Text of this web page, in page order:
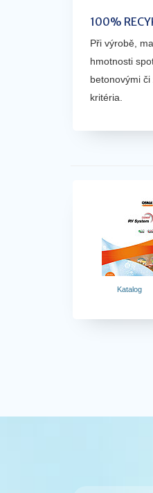
100%
Při výrobě,
hmotnosti
betonovými
kritéria.
Katalog